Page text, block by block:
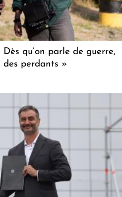
qu’on parle de guerre,
des perdants »